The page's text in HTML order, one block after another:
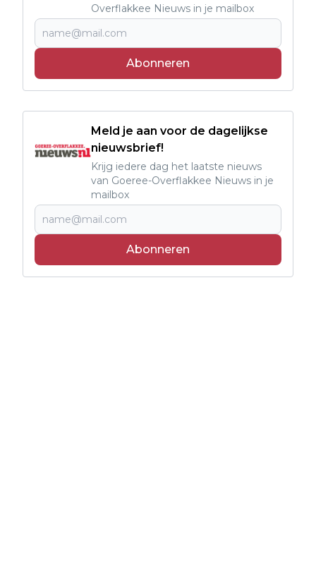
Overflakkee Nieuws in je mailbox
Abonneren
Meld je aan voor de dagelijkse
nieuwsbrief!
Krijg iedere dag het laatste nieuws
van Goeree-Overflakkee Nieuws in je
mailbox
Abonneren